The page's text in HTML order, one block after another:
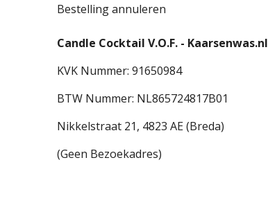
Bestelling annuleren
Candle Cocktail V.O.F. - Kaarsenwas.nl
KVK Nummer: 91650984
BTW Nummer: NL865724817B01
Nikkelstraat 21, 4823 AE (Breda)
(Geen Bezoekadres)